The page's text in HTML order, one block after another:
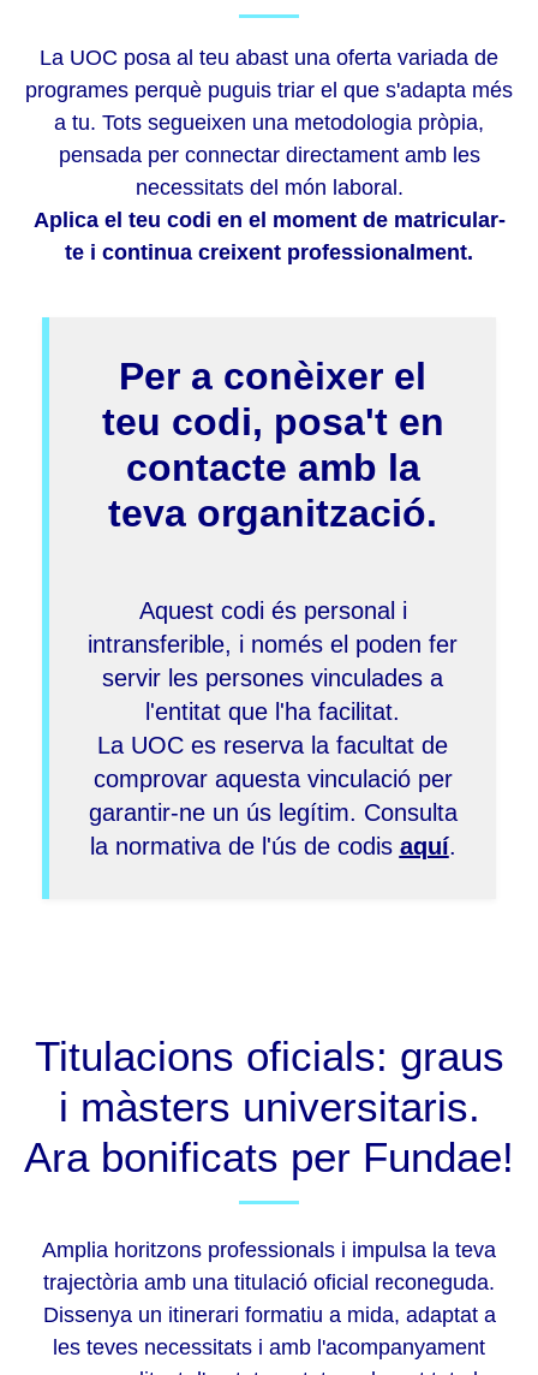
La UOC posa al teu abast una oferta variada de
programes perquè puguis triar el que s'adapta més
a tu. Tots segueixen una metodologia pròpia,
pensada per connectar directament amb les
necessitats del món laboral.
Aplica el teu codi en el moment de matricular-
te i continua creixent professionalment.
Per a conèixer el
teu codi, posa't en
contacte amb la
teva organització.
Aquest codi és personal i
intransferible, i només el poden fer
servir les persones vinculades a
l'entitat que l'ha facilitat.
La UOC es reserva la facultat de
comprovar aquesta vinculació per
garantir-ne un ús legítim. Consulta
la normativa de l'ús de codis aquí.
Titulacions oficials: graus
i màsters universitaris.
Ara bonificats per Fundae!
Amplia horitzons professionals i impulsa la teva
trajectòria amb una titulació oficial reconeguda.
Dissenya un itinerari formatiu a mida, adaptat a
les teves necessitats i amb l'acompanyament